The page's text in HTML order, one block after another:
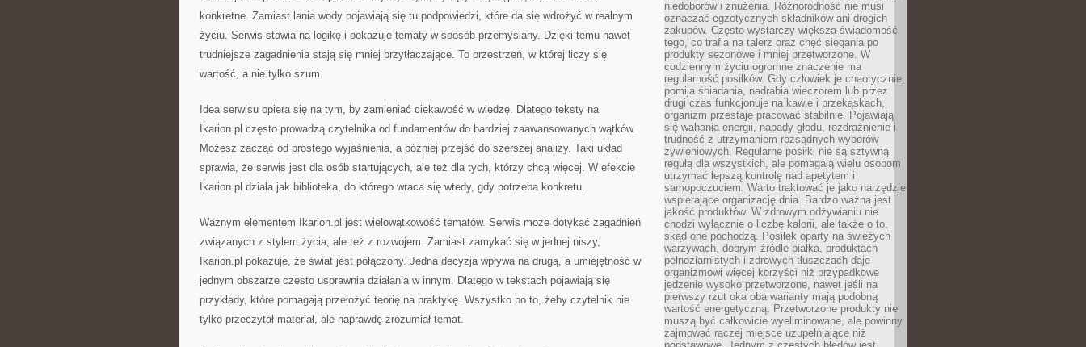
konkretne. Zamiast lania wody pojawiają się tu podpowiedzi, które da się wdrożyć w realnym
życiu. Serwis stawia na logikę i pokazuje tematy w sposób przemyślany. Dzięki temu nawet
trudniejsze zagadnienia stają się mniej przytłaczające. To przestrzeń, w której liczy się
wartość, a nie tylko szum.
Idea serwisu opiera się na tym, by zamieniać ciekawość w wiedzę. Dlatego teksty na
Ikarion.pl często prowadzą czytelnika od fundamentów do bardziej zaawansowanych wątków.
Możesz zacząć od prostego wyjaśnienia, a później przejść do szerszej analizy. Taki układ
sprawia, że serwis jest dla osób startujących, ale też dla tych, którzy chcą więcej. W efekcie
Ikarion.pl działa jak biblioteka, do którego wraca się wtedy, gdy potrzeba konkretu.
Ważnym elementem Ikarion.pl jest wielowątkowość tematów. Serwis może dotykać zagadnień
związanych z stylem życia, ale też z rozwojem. Zamiast zamykać się w jednej niszy,
Ikarion.pl pokazuje, że świat jest połączony. Jedna decyzja wpływa na drugą, a umiejętność w
jednym obszarze często usprawnia działania w innym. Dlatego w tekstach pojawiają się
przykłady, które pomagają przełożyć teorię na praktykę. Wszystko po to, żeby czytelnik nie
tylko przeczytał materiał, ale naprawdę zrozumiał temat.
niedoborów i znużenia. Różnorodność nie musi
oznaczać egzotycznych składników ani drogich
zakupów. Często wystarczy większa świadomość
tego, co trafia na talerz oraz chęć sięgania po
produkty sezonowe i mniej przetworzone. W
codziennym życiu ogromne znaczenie ma
regularność posiłków. Gdy człowiek je chaotycznie,
pomija śniadania, nadrabia wieczorem lub przez
długi czas funkcjonuje na kawie i przekąskach,
organizm przestaje pracować stabilnie. Pojawiają
się wahania energii, napady głodu, rozdrażnienie i
trudność z utrzymaniem rozsądnych wyborów
żywieniowych. Regularne posiłki nie są sztywną
regułą dla wszystkich, ale pomagają wielu osobom
utrzymać lepszą kontrolę nad apetytem i
samopoczuciem. Warto traktować je jako narzędzie
wspierające organizację dnia. Bardzo ważna jest
jakość produktów. W zdrowym odżywianiu nie
chodzi wyłącznie o liczbę kalorii, ale także o to,
skąd one pochodzą. Posiłek oparty na świeżych
warzywach, dobrym źródle białka, produktach
pełnoziarnistych i zdrowych tłuszczach daje
organizmowi więcej korzyści niż przypadkowe
jedzenie wysoko przetworzone, nawet jeśli na
pierwszy rzut oka oba warianty mają podobną
wartość energetyczną. Przetworzone produkty nie
muszą być całkowicie wyeliminowane, ale powinny
zajmować raczej miejsce uzupełniające niż